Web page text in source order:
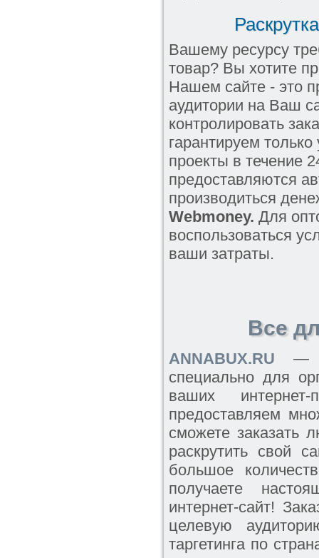
Вашему ресурсу
товар? Вы хотите
Нашем сайте - это
аудитории на Ваш
контролировать
гарантируем
проекты в течение
предоставляются
производиться
Webmoney. Для
воспользоваться
ваши затраты.
Все
ANNABUX.RU —
специально для
ваших
предоставляем
сможете заказать
раскрутить свой
большое
получаете
интернет-сайт!
целевую
таргетинга по